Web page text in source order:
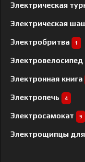
Электрическая
Электрическая
Электробритва 1
Электровелосипед
Электронная книга
Электропечь 4
Электросамокат 9
Электрощипцы